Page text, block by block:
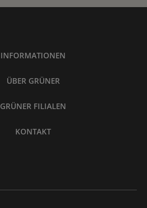
INFORMATIONEN
ÜBER GRÜNER
GRÜNER FILIALEN
KONTAKT